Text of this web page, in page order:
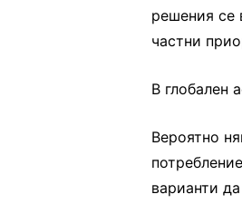
решения се
частни
В глобален
Вероятно
варианти